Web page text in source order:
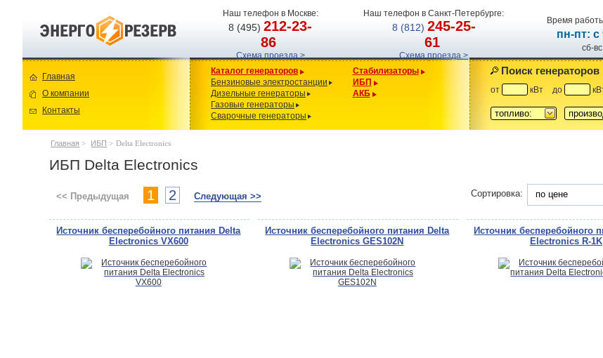
Наш телефон в Москве:
8 (495)212-23-
86
Схема проезда >
Наш телефон в Санкт-Петербурге:
8 (812) 245-25-
61
Схема проезда >
Время
пн-пт: с
сб-
Главная
О компании
Контакты
Каталог генераторов
Бензиновые электростанции
Дизельные генераторы
Газовые генераторы
Сварочные генераторы
Стабилизаторы
ИБП
АКБ
Поиск генераторов
от кВт до
топливо:
Главная > ИБП > Delta Electronics
ИБП Delta Electronics
Сортировка: по цене
<< Предыдущая 1 2 Следующая >>
Источник бесперебойного питания Delta
Electronics VX600
Источник бесперебойного питания Delta
Electronics GES102N
Источник бесперебойного
Electronics R-1K